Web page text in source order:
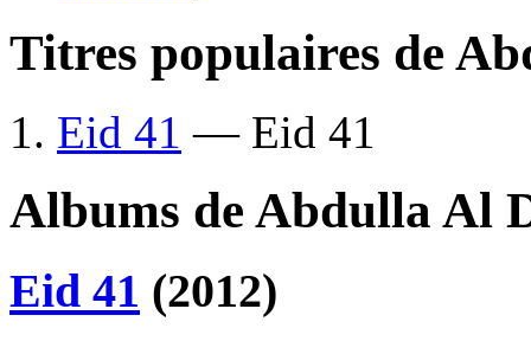
Titres populaires de
Eid 41 — Eid 41
Albums de Abdulla Al
Eid 41 (2012)